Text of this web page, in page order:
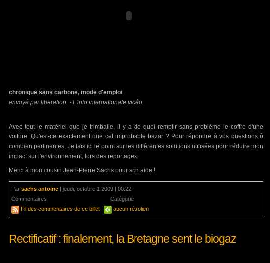
chronique sans carbone, mode d'emploi
envoyé par liberation. - L'info internationale vidéo.
Avec tout le matériel que je trimballe, il y a de quoi remplir sans problème le coffre d'une
voiture. Qu'est-ce exactement que cet improbable bazar ? Pour répondre à vos questions ô
combien pertinentes, Je fais ici le point sur les différentes solutions utilisées pour réduire mon
impact sur l'environnement, lors des reportages.
Merci à mon cousin Jean-Pierre Sachs pour son aide !
Par sachs antoine
jeudi, octobre 1 2009 | 00:22
Commentaires
Catégorie
Fil des commentaires de ce billet
aucun rétrolien
Rectificatif : finalement, la Bretagne sent le biogaz